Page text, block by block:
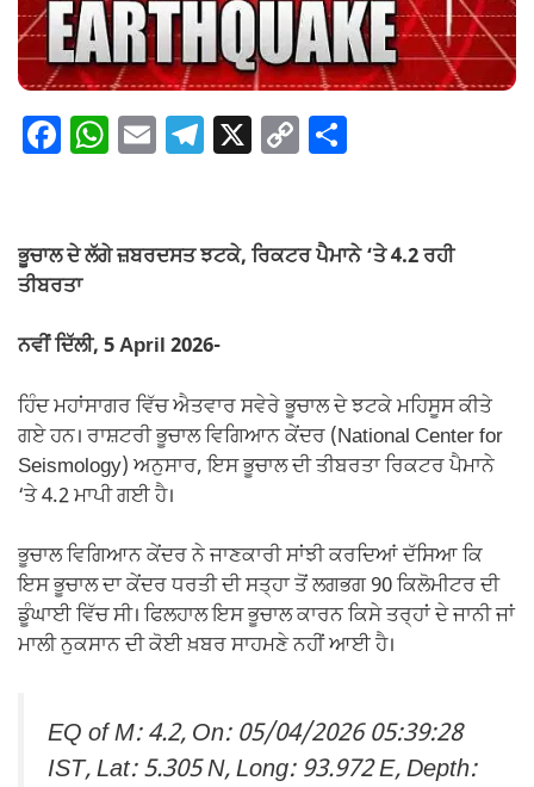
F
e
b
o
o
k
W
s
p
p
E T
gr
m
X C
y e
ਭੂਚਾਲ ਦੇ ਲੱਗੇ ਜ਼ਬਰਦਸਤ ਝਟਕੇ, ਰਿਕਟਰ ਪੈਮਾਨੇ ‘ਤੇ 4.2 ਰਹੀ
ਤੀਬਰਤਾ
ਨਵੀਂ ਦਿੱਲੀ, 5 April 2026-
ਹਿੰਦ ਮਹਾਂਸਾਗਰ ਵਿੱਚ ਐਤਵਾਰ ਸਵੇਰੇ ਭੂਚਾਲ ਦੇ ਝਟਕੇ ਮਹਿਸੂਸ ਕੀਤੇ
ਗਏ ਹਨ। ਰਾਸ਼ਟਰੀ ਭੂਚਾਲ ਵਿਗਿਆਨ ਕੇਂਦਰ (National Center for
Seismology) ਅਨੁਸਾਰ, ਇਸ ਭੂਚਾਲ ਦੀ ਤੀਬਰਤਾ ਰਿਕਟਰ ਪੈਮਾਨੇ
‘ਤੇ 4.2 ਮਾਪੀ ਗਈ ਹੈ।
ਭੂਚਾਲ ਵਿਗਿਆਨ ਕੇਂਦਰ ਨੇ ਜਾਣਕਾਰੀ ਸਾਂਝੀ ਕਰਦਿਆਂ ਦੱਸਿਆ ਕਿ
ਇਸ ਭੂਚਾਲ ਦਾ ਕੇਂਦਰ ਧਰਤੀ ਦੀ ਸਤ੍ਹਾ ਤੋਂ ਲਗਭਗ 90 ਕਿਲੋਮੀਟਰ ਦੀ
ਡੂੰਘਾਈ ਵਿੱਚ ਸੀ। ਫਿਲਹਾਲ ਇਸ ਭੂਚਾਲ ਕਾਰਨ ਕਿਸੇ ਤਰ੍ਹਾਂ ਦੇ ਜਾਨੀ ਜਾਂ
ਮਾਲੀ ਨੁਕਸਾਨ ਦੀ ਕੋਈ ਖ਼ਬਰ ਸਾਹਮਣੇ ਨਹੀਂ ਆਈ ਹੈ।
EQ of M: 4.2, On: 05/04/2026 05:39:28
IST, Lat: 5.305 N, Long: 93.972 E, Depth: